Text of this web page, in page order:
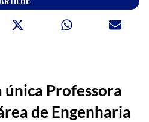
única Professora
de Engenharia